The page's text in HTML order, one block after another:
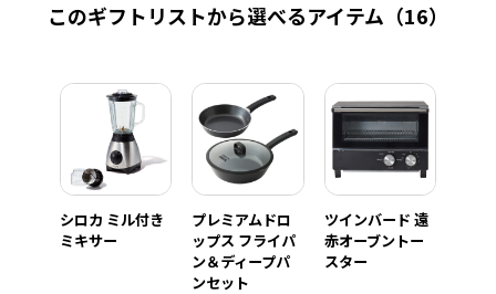
このギフトリストから選べるアイテム （16）
シロカ ミル付き
ミキサー
プレミアムドロ
ップス フライパ
ン＆ディープパ
ンセット
ツインバード 遠
赤オーブントー
スター